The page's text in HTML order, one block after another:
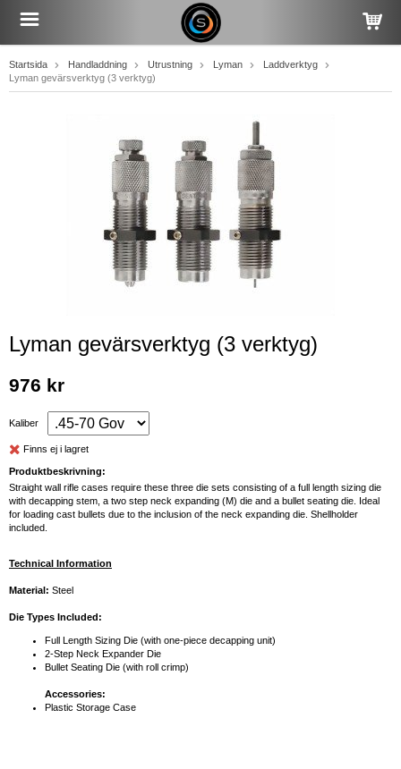
Startsida Handladdning Utrustning Lyman
Laddverktyg
Lyman gevärsverktyg (3 verktyg)
Lyman gevärsverktyg (3 verktyg)
976 kr
Kaliber
Finns ej i lagret
Produktbeskrivning:
Straight wall rifle cases require these three die sets consisting of a full length sizing die
with decapping stem, a two step neck expanding (M) die and a bullet seating die. Ideal
for loading cast bullets due to the inclusion of the neck expanding die. Shellholder
included.
Technical Information
Material: Steel
Die Types Included:
Full Length Sizing Die (with one-piece decapping unit)
2-Step Neck Expander Die
Bullet Seating Die (with roll crimp)
Accessories:
Plastic Storage Case